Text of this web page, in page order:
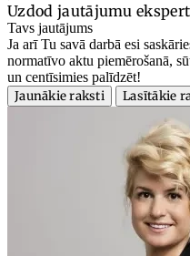
Uzdod jautājumu
Tavs jautājums
Ja arī Tu savā darbā esi
normatīvo aktu piemērošanā,
un centīsimies palīdzēt!
Jaunākie raksti
Lasītākie